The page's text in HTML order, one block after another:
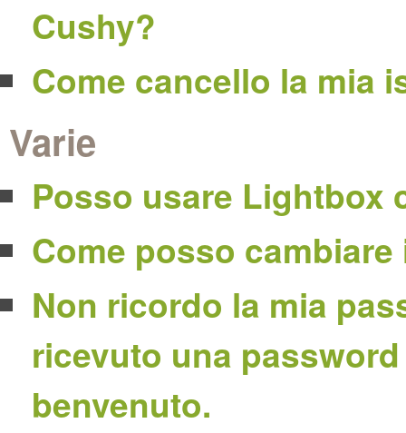
Cushy?
Come cancello la mia
Varie
Posso usare Lightbox
Come posso
Non ricordo la mia
ricevuto una
benvenuto.